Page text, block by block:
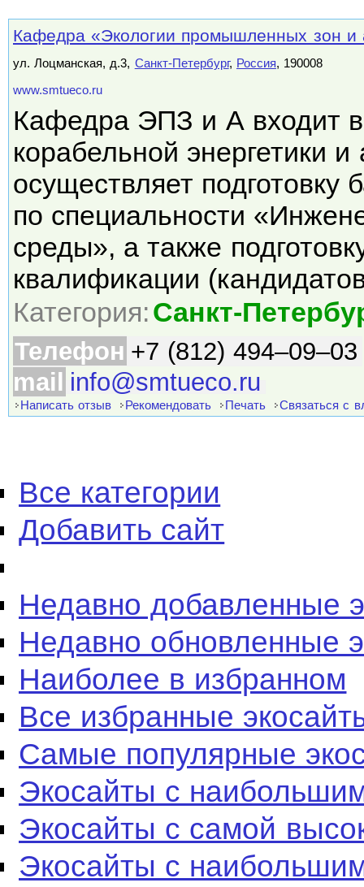
Кафедра «Экологии промышленных зон
ул. Лоцманская, д.3, Санкт-Петербург, Россия, 190008
www.smtueco.ru
Кафедра ЭПЗ и А входит в
корабельной энергетики
осуществляет подготовку
по специальности
среды», а также
квалификации
Категория:Санкт-
Телефон +7 (812) 494–09–03
mail info@smtueco.ru
Написать отзыв Рекомендовать Печать Связаться с
Все категории
Добавить сайт
Недавно добавленные
Недавно обновленные
Наиболее в избранном
Все избранные
Самые популярные
Экосайты с
Экосайты с самой
Экосайты с